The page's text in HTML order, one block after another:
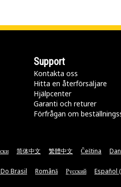
Support
Kontakta oss
Hitta en återförsäljare
Hjälpcenter
Garanti och returer
Förfrågan om
简体中文 繁體中文 Čeština
Brasil Română Русский Español